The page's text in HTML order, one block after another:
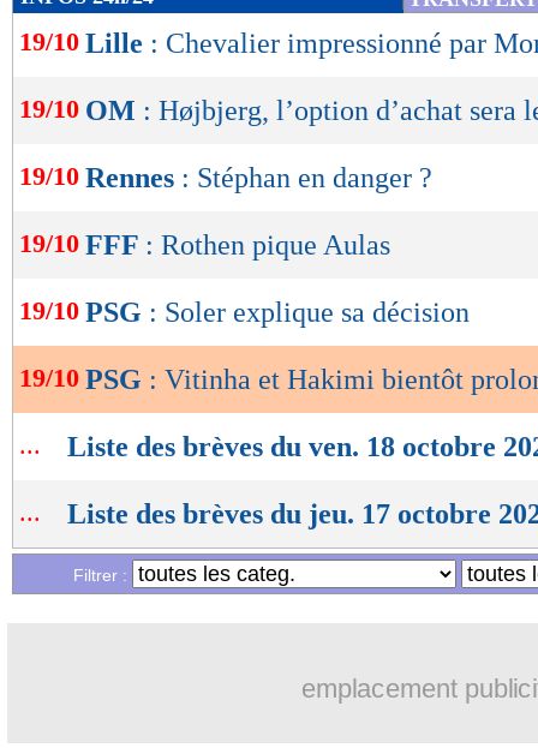
de
lecture
OK
19/10 Lille : Chevalier impressionné par
19/10 OM : Højbjerg, l’option d’achat sera
19/10 Rennes : Stéphan en danger ?
19/10 FFF : Rothen pique Aulas
19/10 PSG : Soler explique sa décision
19/10 PSG : Vitinha et Hakimi bientôt
... Liste des brèves du ven. 18 octobre
... Liste des brèves du jeu. 17 octobre
Filtrer :
emplacement